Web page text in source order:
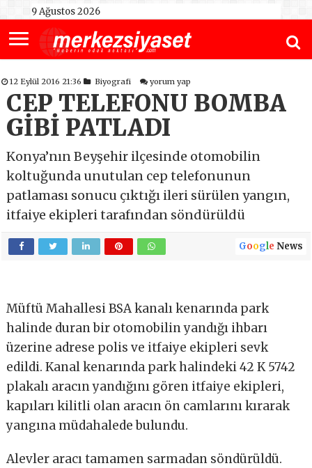
9 Ağustos 2026
12 Eylül 2016 21:36 Biyografi yorum yap
CEP TELEFONU BOMBA
GİBİ PATLADI
Konya’nın Beyşehir ilçesinde otomobilin
koltuğunda unutulan cep telefonunun
patlaması sonucu çıktığı ileri sürülen yangın,
itfaiye ekipleri tarafından söndürüldü
Google News
Müftü Mahallesi BSA kanalı kenarında park
halinde duran bir otomobilin yandığı ihbarı
üzerine adrese polis ve itfaiye ekipleri sevk
edildi. Kanal kenarında park halindeki 42 K 5742
plakalı aracın yandığını gören itfaiye ekipleri,
kapıları kilitli olan aracın ön camlarını kırarak
yangına müdahalede bulundu.
Alevler aracı tamamen sarmadan söndürüldü.